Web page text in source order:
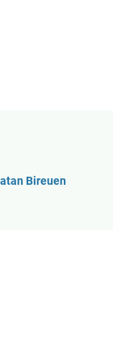
Bireuen